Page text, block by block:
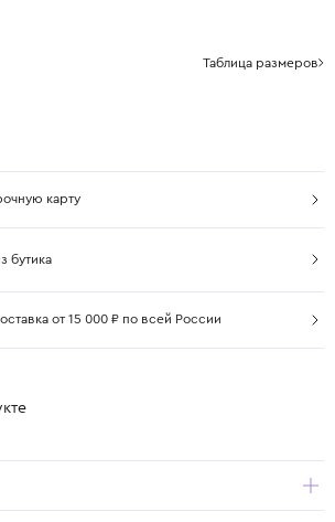
Таблица размеров
карту
бутика
от 15 000 ₽ по всей России